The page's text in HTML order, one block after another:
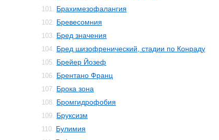
101. Брахимезофалангия
102. Бревесомния
103. Бред значения
104. Бред шизофренический, стадии по Конраду
105. Брейер Йозеф
106. Брентано Франц
107. Брока зона
108. Бромгидрофобия
109. Бруксизм
110. Булимия